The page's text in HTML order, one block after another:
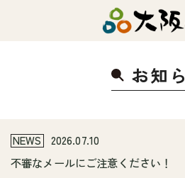
お知ら
NEWS
2026.07.10
不審なメールにご注意ください！